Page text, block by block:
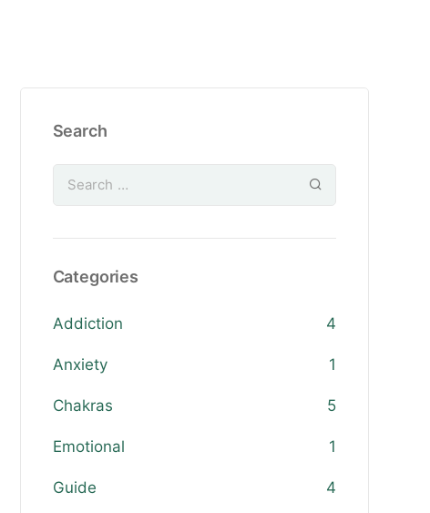
Search
Categories
Addiction 4
Anxiety 1
Chakras 5
Emotional 1
Guide 4